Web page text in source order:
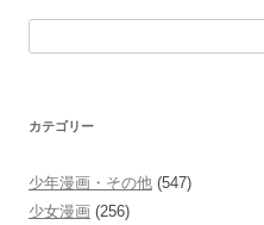
カテゴリー
少年漫画・その他 (547)
少女漫画 (256)